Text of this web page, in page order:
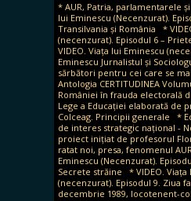
* AUR, Patria, parlamentarele
lui Eminescu (Necenzurat).
Transilvania și România
*
(necenzurat). Episodul 6 –
VIDEO. Viața lui Eminescu
Eminescu Jurnalistul și
sărbători pentru cei care se
Antologia CERTITUDINEA
României în frauda electorală
Lege a Educației elaborată de
Colceag. Principii generale
*
de interes strategic național -
proiect inițiat de profesorul
ratat noi, presa, fenomenul
Eminescu (Necenzurat).
Secrete străine
* VIDEO.
(necenzurat). Episodul 9. Ziua
decembrie 1989, locotenent-